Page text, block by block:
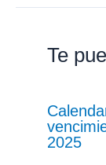
Te
2025